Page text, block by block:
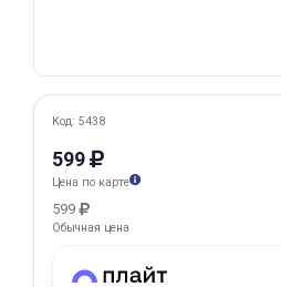
Код: 5438
599
Цена по карте
599
Обычная цена
Получайте товар
выбранный способом
Оставшиеся
по25%каждые 2 недели